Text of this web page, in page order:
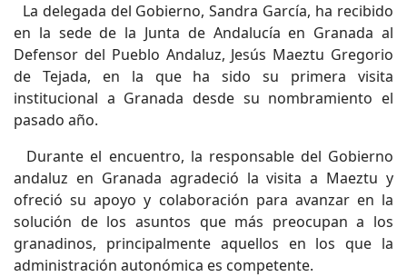
La delegada del Gobierno, Sandra García, ha recibido
en la sede de la Junta de Andalucía en Granada al
Defensor del Pueblo Andaluz, Jesús Maeztu Gregorio
de Tejada, en la que ha sido su primera visita
institucional a Granada desde su nombramiento el
pasado año.
Durante el encuentro, la responsable del Gobierno
andaluz en Granada agradeció la visita a Maeztu y
ofreció su apoyo y colaboración para avanzar en la
solución de los asuntos que más preocupan a los
granadinos, principalmente aquellos en los que la
administración autonómica es competente.